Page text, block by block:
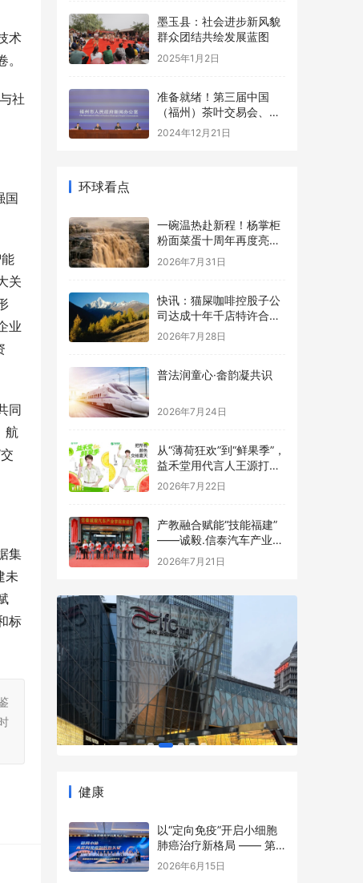
术
社
国
关
业
同
航
集
未
标
墨玉县：社会进步新风貌
群众团结共绘发展蓝图
2025年1月2日
准备就绪！第三届中国
（福州）茶叶交易会、第
四届福州茉莉花茶文化节
即将启幕！
2024年12月21日
环球看点
一碗温热赴新程！杨掌柜
粉面菜蛋十周年再度亮相
国家级大屏
2026年7月31日
快讯：猫屎咖啡控股子公
司达成十年千店特许合
作，总授权费2亿元
2026年7月28日
普法润童心·畲韵凝共识
2026年7月24日
从“薄荷狂欢”到“鲜果季”，
益禾堂用代言人王源打造
夏日专属符号
2026年7月22日
产教融合赋能“技能福建”
——诚毅.信泰汽车产业学
院揭牌成立
2026年7月21日
健康
以“定向免疫”开启小细胞
肺癌治疗新格局 —— 第
七届肺癌多学科鹭岛大会
TCE前沿论坛成功举办
2026年6月15日